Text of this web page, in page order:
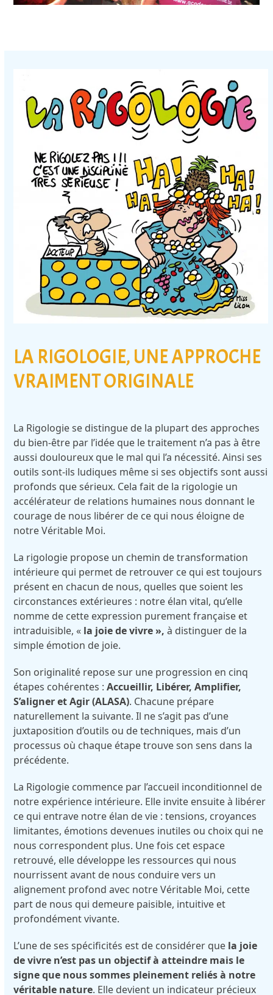
LA RIGOLOGIE, UNE APPROCHE
VRAIMENT ORIGINALE
La Rigologie se distingue de la plupart des approches
du bien-être par l’idée que le traitement n’a pas à être
aussi douloureux que le mal qui l’a nécessité. Ainsi ses
outils sont-ils ludiques même si ses objectifs sont aussi
profonds que sérieux. Cela fait de la rigologie un
accélérateur de relations humaines nous donnant le
courage de nous libérer de ce qui nous éloigne de
notre Véritable Moi.
La rigologie propose un chemin de transformation
intérieure qui permet de retrouver ce qui est toujours
présent en chacun de nous, quelles que soient les
circonstances extérieures : notre élan vital, qu’elle
nomme de cette expression purement française et
intraduisible, « la joie de vivre »,à distinguer de la
simple émotion de joie.
Son originalité repose sur une progression en cinq
étapes cohérentes :Accueillir, Libérer, Amplifier,
S’aligner et Agir (ALASA). Chacune prépare
naturellement la suivante. Il ne s’agit pas d’une
juxtaposition d’outils ou de techniques, mais d’un
processus où chaque étape trouve son sens dans la
précédente.
La Rigologie commence par l’accueil inconditionnel de
notre expérience intérieure. Elle invite ensuite à libérer
ce qui entrave notre élan de vie : tensions, croyances
limitantes, émotions devenues inutiles ou choix qui ne
nous correspondent plus. Une fois cet espace
retrouvé, elle développe les ressources qui nous
nourrissent avant de nous conduire vers un
alignement profond avec notre Véritable Moi, cette
part de nous qui demeure paisible, intuitive et
profondément vivante.
L’une de ses spécificités est de considérer que la joie
de vivre n’est pas un objectif à atteindre mais le
signe que nous sommes pleinement reliés à notre
véritable nature. Elle devient un indicateur précieux